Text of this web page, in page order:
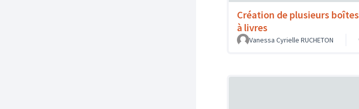
Création de plusieurs boîtes
à livres
Vanessa Cyrielle RUCHETON